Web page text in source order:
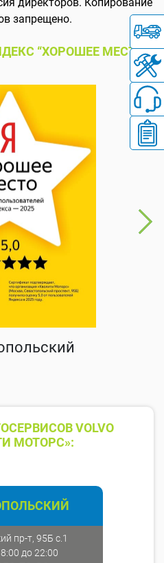
запрещено.
“ХОРОШЕЕ МЕСТО”
VOLVO
МОТОРС»:
пр-т, 95Б с.1
до 22:00